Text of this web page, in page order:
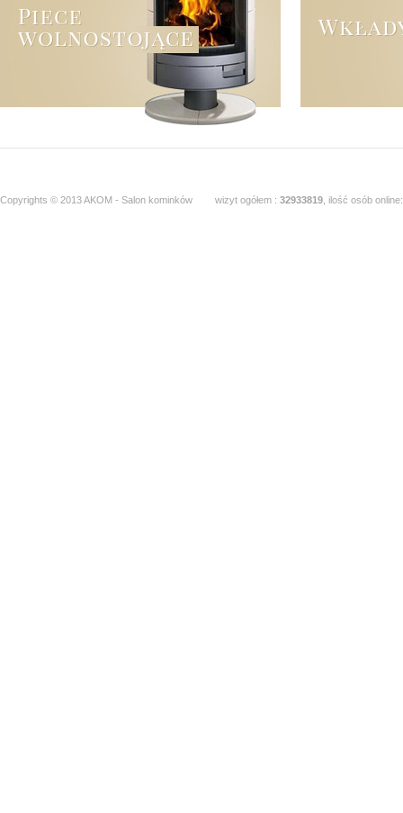
Copyrights © 2013 AKOM - Salon kominków wizyt ogółem : 32933819 , ilość osób